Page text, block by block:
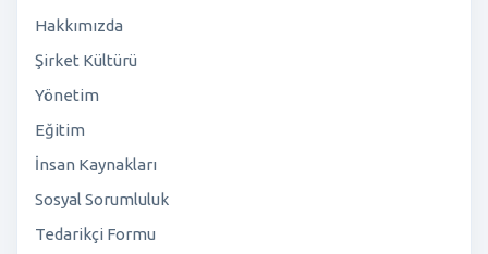
Hakkımızda
Şirket Kültürü
Yönetim
Eğitim
İnsan Kaynakları
Sosyal Sorumluluk
Tedarikçi Formu